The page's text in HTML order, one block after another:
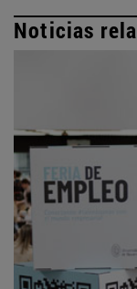
Noticias